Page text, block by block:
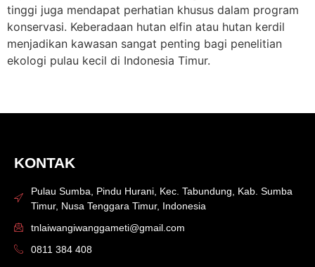
tinggi juga mendapat perhatian khusus dalam program
konservasi. Keberadaan hutan elfin atau hutan kerdil
menjadikan kawasan sangat penting bagi penelitian
ekologi pulau kecil di Indonesia Timur.
KONTAK
Pulau Sumba, Pindu Hurani, Kec. Tabundung, Kab. Sumba
Timur, Nusa Tenggara Timur, Indonesia
tnlaiwangiwanggameti@gmail.com
0811 384 408